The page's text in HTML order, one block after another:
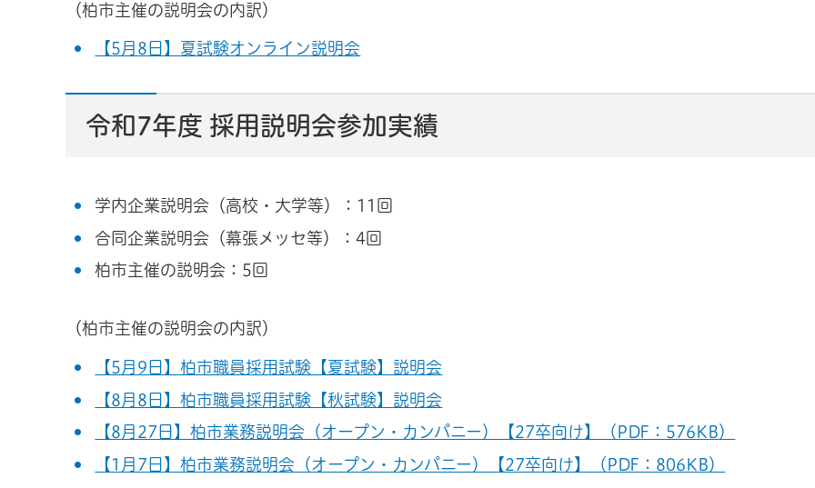
（柏市主催の説明会の内訳）
【5月8日】 夏試験オンライン説明会
令和7年度 採用説明会参加実績
学内企業説明会（高校・大学等）：11回
合同企業説明会（幕張メッセ等）：4回
柏市主催の説明会：5回
（柏市主催の説明会の内訳）
【5月9日】柏市職員採用試験【夏試験】説明会
【8月8日】柏市職員採用試験【秋試験】説明会
【8月27日】柏市業務説明会（オープン・カンパニー）【27卒向け】（PDF：576KB）
【1月7日】柏市業務説明会（オープン・カンパニー）【27卒向け】（PDF：806KB）